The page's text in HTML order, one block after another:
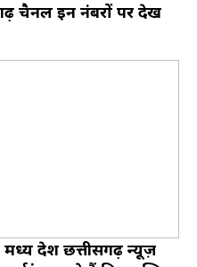
चैनल इन नंबरों पर देख
प्रदेश छत्तीसगढ़ न्यूज़